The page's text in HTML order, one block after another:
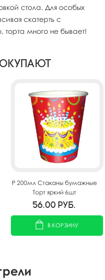
стола. Для особых
скатерть с
торта много не бывает!
P 200мл Стаканы бумажные
Торт яркий 6шт
56.00 руб.
В КОРЗИНУ